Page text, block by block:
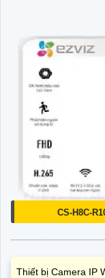
CS-H8C-
Thiết bị Camera IP